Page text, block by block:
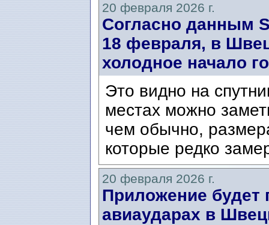
20 февраля 2026 г.
Согласно данным
18 февраля, в
холодное начало
Это видно на
местах можно
чем обычно,
которые редко
20 февраля 2026 г.
Приложение будет
авиаударах в